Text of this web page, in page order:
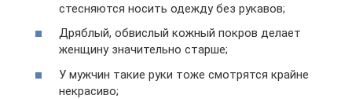
стесняются носить одежду без рукавов;
Дряблый, обвислый кожный покров делает
женщину значительно старше;
У мужчин такие руки тоже смотрятся крайне
некрасиво;